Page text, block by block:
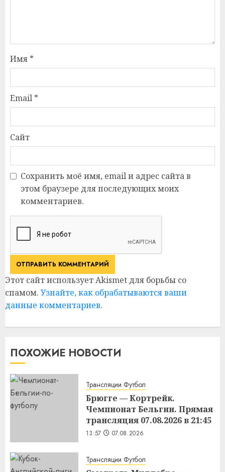
Имя *
Email *
Сайт
Сохранить моё имя, email и адрес сайта в
этом браузере для последующих моих
комментариев.
Этот сайт использует Akismet для борьбы со
спамом. Узнайте, как обрабатываются ваши
данные комментариев.
ПОХОЖИЕ НОВОСТИ
Трансляции Футбол
Брюгге — Кортрейк.
Чемпионат Бельгии. Прямая
трансляция 07.08.2026 в 21:45
13:57 07.08.2026
Трансляции Футбол